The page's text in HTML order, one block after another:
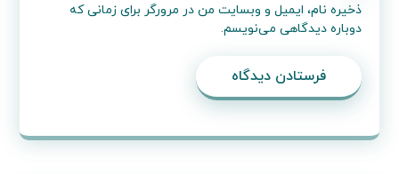
ذخیره نام، ایمیل و وبسایت من در مرورگر برای زمانی که
دوباره دیدگاهی می‌نویسم.
فرستادن دیدگاه